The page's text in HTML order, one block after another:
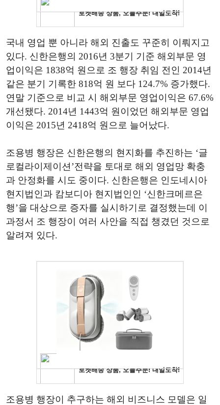
국내 영업 뿐 아니라 해외 진출도 꾸준히 이뤄지고
있다. 신한은행의 2016년 3분기 기준 해외부문 영
업이익은 1838억 원으로 조 행장 취임 전인 2014년
같은 분기 기록한 818억 원 보다 124.7% 증가했다.
연말 기준으로 비교 시 해외부문 영업이익은 67.6%
개선됐다. 2014년 1443억 원이었던 해외부문 영업
이익은 2015년 2418억 원으로 늘어났다.
조용병 행장은 신한은행의 현지화를 추진하는 ‘글
로컬라이제이션’전략을 토대로 해외 영업망 확충
과 안정화를 시도 중이다. 신한은행은 인도네시아
현지법인과 캄보디아 현지법인인 ‘신한크메르은
행’을 대상으로 증자를 실시하기로 결정했는데 이
과정서 조 행장이 여러 사안을 직접 챙겼던 것으로
알려져 있다.
조용병 행장이 추구하는 해외 비즈니스 모델은 일